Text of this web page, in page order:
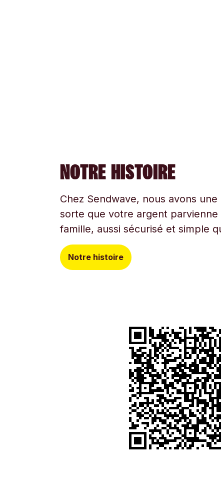
NOTRE HISTOIRE
Chez Sendwave, nous avons
sorte que votre argent parvienne
famille, aussi sécurisé et simple
Notre histoire